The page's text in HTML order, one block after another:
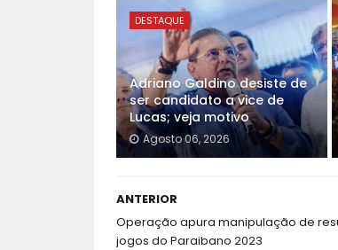
DESTAQUE
Adriano Galdino desiste de
ser candidato a vice de
Lucas; veja motivo
Agosto 06, 2026
ANTERIOR
Operação apura manipulação de
jogos do Paraibano 2023